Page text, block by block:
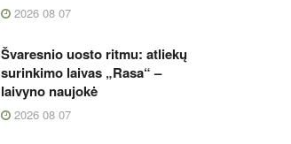
2026 08 07
Švaresnio uosto ritmu: atliekų
surinkimo laivas „Rasa“ –
laivyno naujokė
2026 08 07